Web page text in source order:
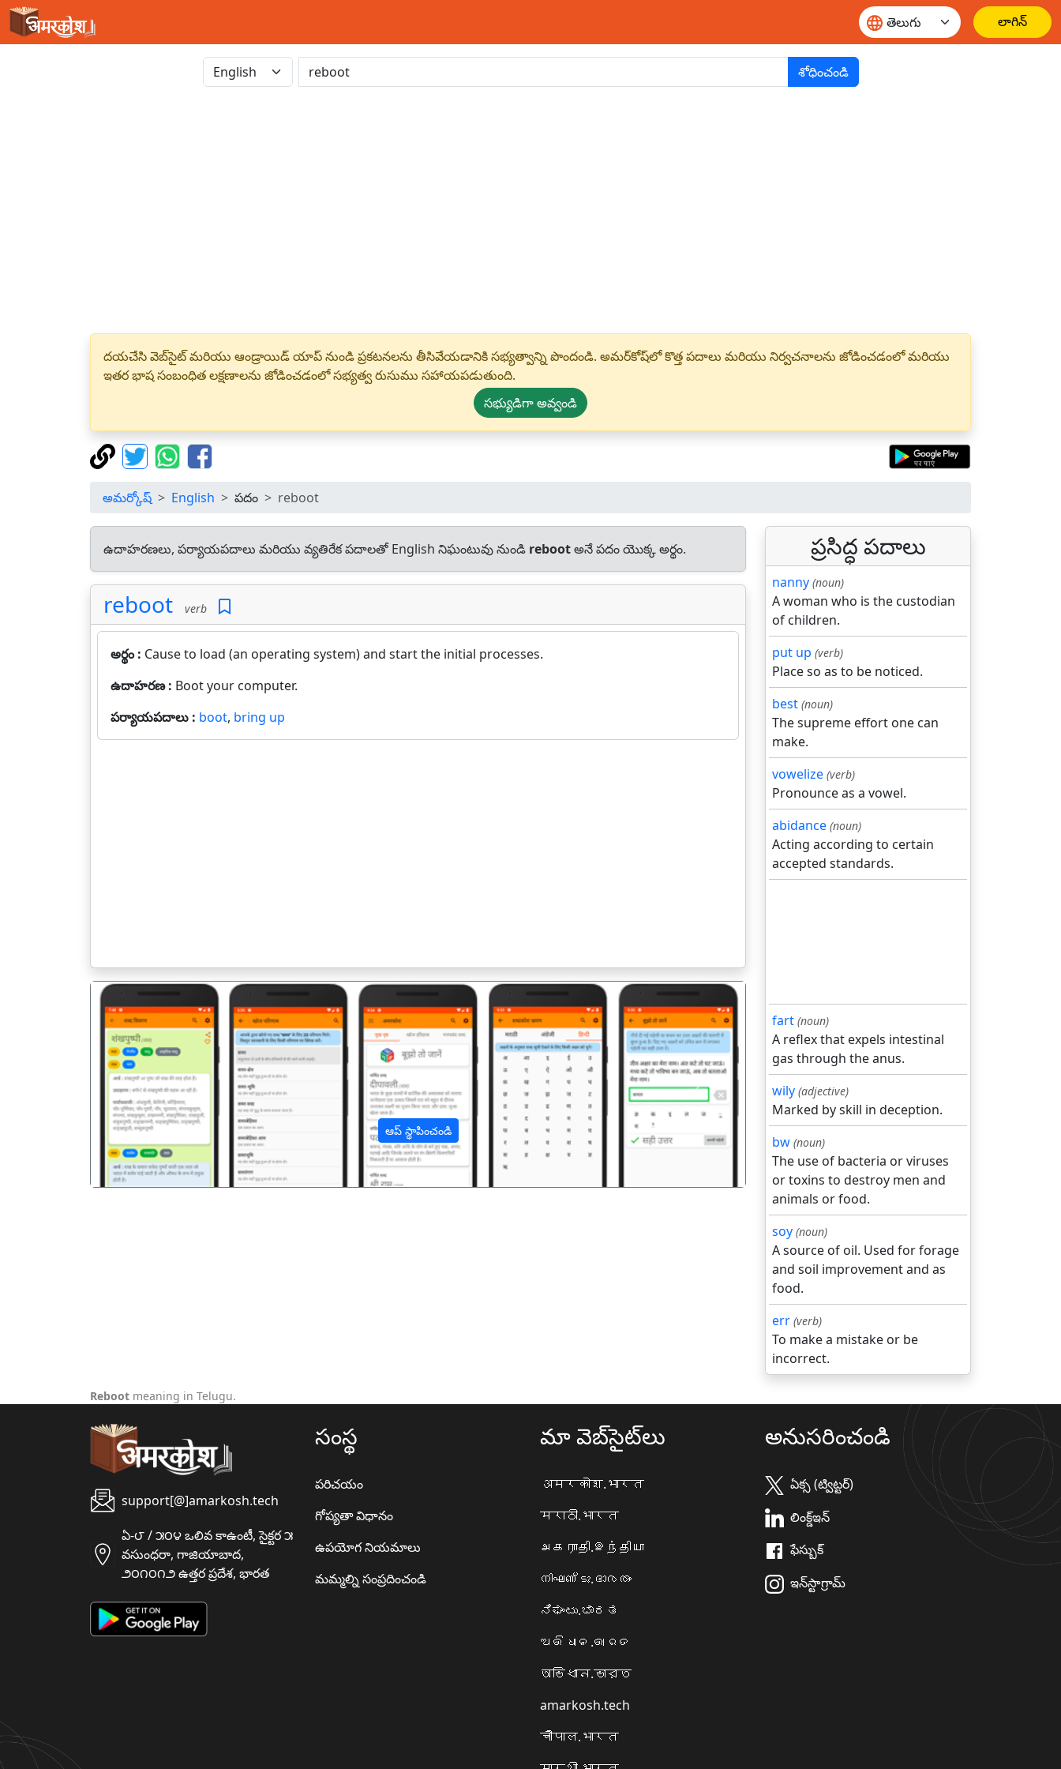
లాగిన్
శోధించండి
దయచేసి వెబ్‌సైట్ మరియు ఆండ్రాయిడ్ యాప్ నుండి ప్రకటనలను తీసివేయడానికి సభ్యత్వాన్ని పొందండి. అమర్‌కోష్‌లో కొత్త పదాలు మరియు నిర్వచనాలను జోడించడంలో మరియు
ఇతర భాష సంబంధిత లక్షణాలను జోడించడంలో సభ్యత్వ రుసుము సహాయపడుతుంది.
సభ్యుడిగా అవ్వండి
అమర్కోష్ English పదం reboot
ఉదాహరణలు, పర్యాయపదాలు మరియు వ్యతిరేక పదాలతో English నిఘంటువు నుండి rebootఅనే పదం యొక్క అర్థం.
reboot verb
అర్థం : Cause to load (an operating system) and start the initial processes.
ఉదాహరణ : Boot your computer.
పర్యాయపదాలు : boot, bring up
ఆప్ స్థాపించండి
पिछला अगला
ప్రసిద్ధ పదాలు
nanny (noun)
A woman who is the custodian
of children.
put up (verb)
Place so as to be noticed.
best (noun)
The supreme effort one can
make.
vowelize (verb)
Pronounce as a vowel.
abidance (noun)
Acting according to certain
accepted standards.
fart (noun)
A reflex that expels intestinal
gas through the anus.
wily (adjective)
Marked by skill in deception.
bw (noun)
The use of bacteria or viruses
or toxins to destroy men and
animals or food.
soy (noun)
A source of oil. Used for forage
and soil improvement and as
food.
err (verb)
To make a mistake or be
incorrect.
Reboot meaning in Telugu.
support[@]amarkosh.tech
ఏ-౮ / ౫౦౪ ఒలివ కాఉంటీ, సైక్టర ౫
వసుంధరా, గాజియాబాద,
౨౦౧౦౧౨ ఉత్తర ప్రదేశ, భారత
సంస్థ
పరిచయం
గోప్యతా విధానం
ఉపయోగ నియమాలు
మమ్మల్ని సంప్రదించండి
మా వెబ్‌సైట్‌లు
अमरकोश.भारत
मराठी.भारत
அகராதி.இந்தியா
നിഘണ്ടു.ഭാരതം
ನಿಘಂಟು.ಭಾರತ
ଅଭିଧାନ.ଭାରତ
অভিধান.ভারত
amarkosh.tech
चौपाल.भारत
అనుసరించండి
ఏక్స (ట్విట్టర్)
లింక్డ్ఇన్
ఫేస్బుక్
ఇన్‌స్టాగ్రామ్